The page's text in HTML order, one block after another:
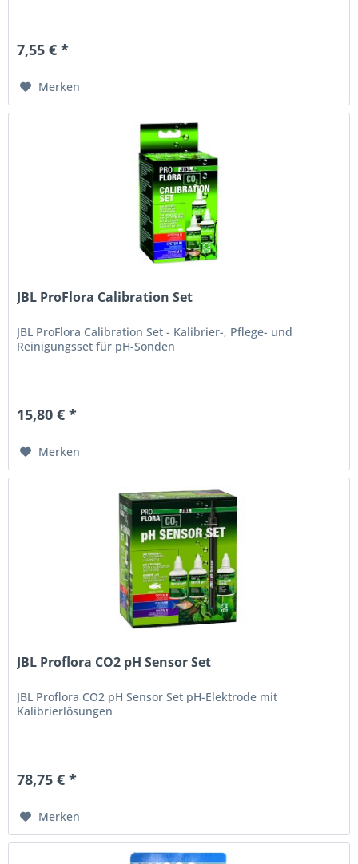
7,55 € *
Merken
JBL ProFlora Calibration Set
JBL ProFlora Calibration Set - Kalibrier-, Pflege- und
Reinigungsset für pH-Sonden
15,80 € *
Merken
JBL Proflora CO2 pH Sensor Set
JBL Proflora CO2 pH Sensor Set pH-Elektrode mit
Kalibrierlösungen
78,75 € *
Merken